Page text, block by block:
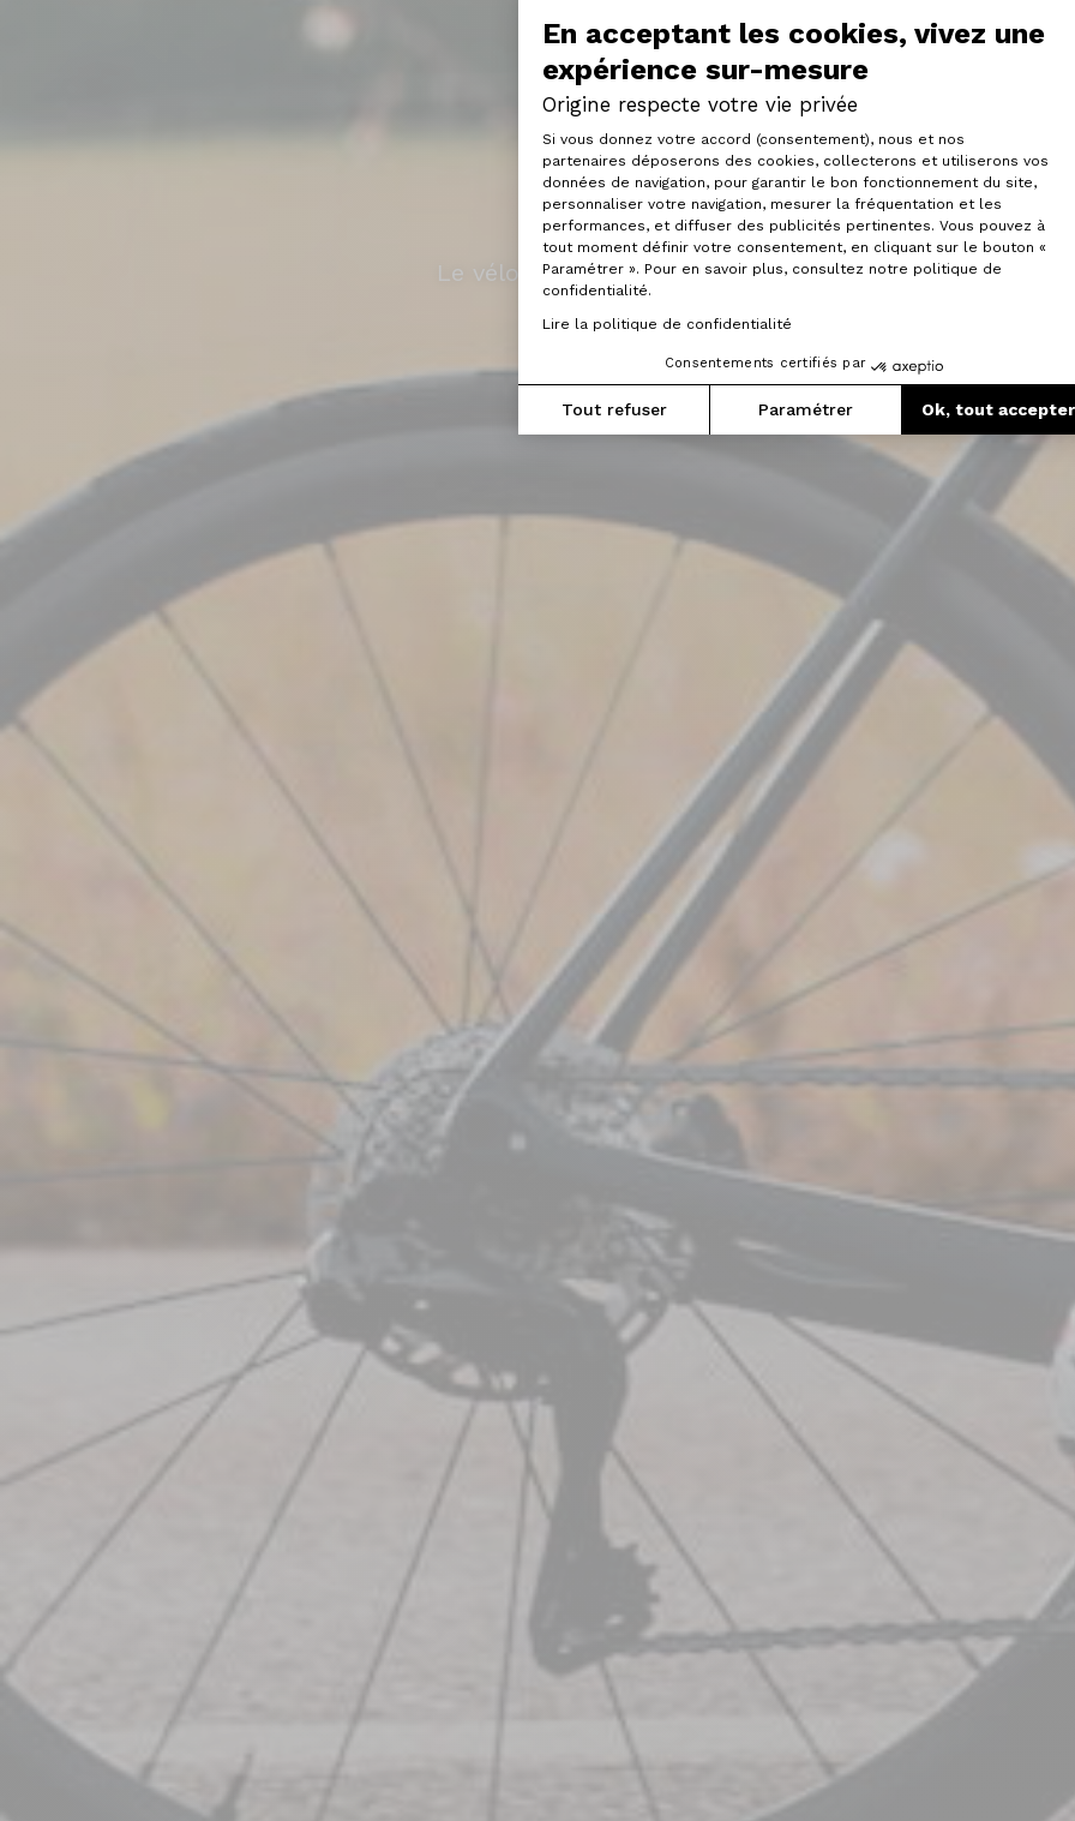
En acceptant les cookies, vivez une
expérience sur-mesure
Origine respecte votre vie privée
Plateforme de Gestion du
Si vous donnez votre accord (consentement), nous et nos
partenaires déposerons des cookies, collecterons et utiliserons vos
données de navigation, pour garantir le bon fonctionnement du site,
personnaliser votre navigation, mesurer la fréquentation et les
performances, et diffuser des publicités pertinentes. Vous pouvez à
tout moment définir votre consentement, en cliquant sur le bouton «
Paramétrer ». Pour en savoir plus, consultez notre politique de
confidentialité.
Lire la politique de confidentialité
Consentements certifiés par
Tout refuser Paramétrer Ok, tout accepter
Axeptio consent
Découvrez l'Axxome
Le vélo qui allie performance et confort, grâce à la
Voir le film